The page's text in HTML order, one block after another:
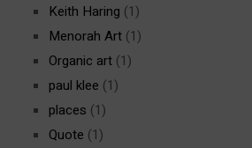
Keith Haring (1)
Menorah Art (1)
Organic art (1)
paul klee (1)
places (1)
Quote (1)